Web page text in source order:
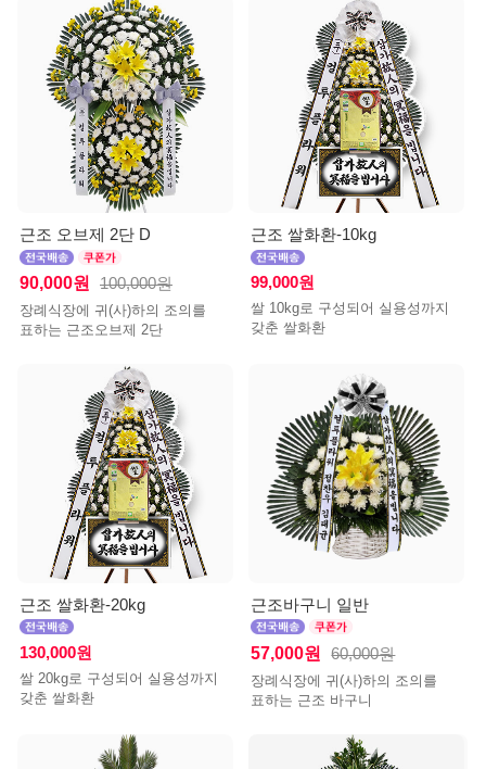
근조 오브제 2단 D
90,000원 100,000원
장례식장에 귀(사)하의 조의를
표하는 근조오브제 2단
근조 쌀화환-10kg
99,000원
쌀 10kg로 구성되어 실용성까지
갖춘 쌀화환
근조 쌀화환-20kg
130,000원
쌀 20kg로 구성되어 실용성까지
갖춘 쌀화환
근조바구니 일반
57,000원 60,000원
장례식장에 귀(사)하의 조의를
표하는 근조 바구니